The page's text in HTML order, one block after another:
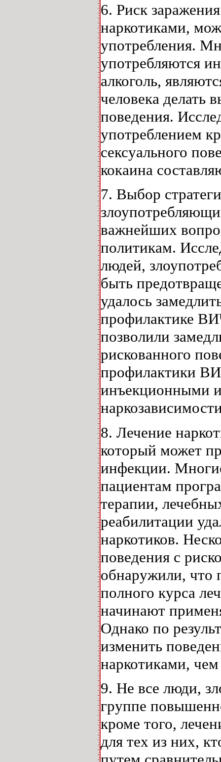
6. Риск
наркотиками,
употребления.
употребляются
алкоголь,
человека делать
поведения.
употреблением
сексуального
кокаина
7. Выбор
важнейших
политикам.
людей,
быть
удалось
профилактике
позволили
рискованного
профилактики
инъекционными
8. Лечение
который может
инфекции.
пациентам
терапии,
реабилитации
наркотиков.
поведения с
обнаружили, что
полного курса
начинают
Однако по
изменить
наркотиками, чем
9. Не все люди,
группе
кроме того,
для тех из них,